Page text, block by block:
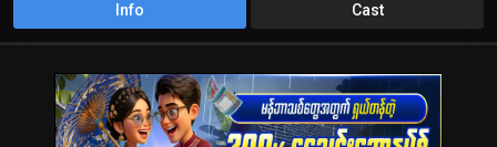
Info Cast